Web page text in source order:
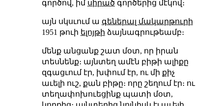
գործով, իմ սիրած գործերից մէկով։
այն սկսւում ա գեներալ մակարթուրի
1951 թուի ելոյթի ձայնագրութեամբ։
մենք անցանք շատ մօտ, որ իրան
տեսնենք։ այնտեղ ամէն բիթի ալիքը
զգացւում էր, խփում էր, ու մի քիչ
աւելի ուշ, քան բիթը։ որը շեղում էր։ ու
տեղափոխուեցինք պատի մօտ,